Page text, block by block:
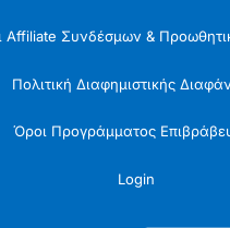
Affiliate Συνδέσμων &
Πολιτική Διαφημιστικής
Όροι Προγράμματος
Login